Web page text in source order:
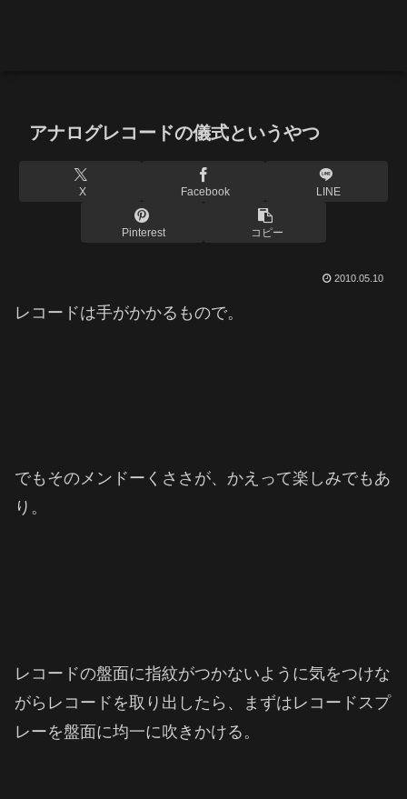
アナログレコードの儀式というやつ
X Facebook LINE
Pinterest コピー
2010.05.10
レコードは手がかかるもので。
でもそのメンドーくささが、かえって楽しみでもあ
り。
レコードの盤面に指紋がつかないように気をつけな
がらレコードを取り出したら、まずはレコードスプ
レーを盤面に均一に吹きかける。